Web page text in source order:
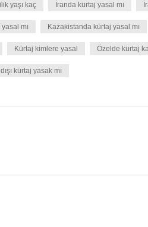
yaşı kaç İranda kürtaj yasal mı
mı Kazakistanda kürtaj yasal mı
Kürtaj kimlere yasal Özelde kürtaj
kürtaj yasak mı